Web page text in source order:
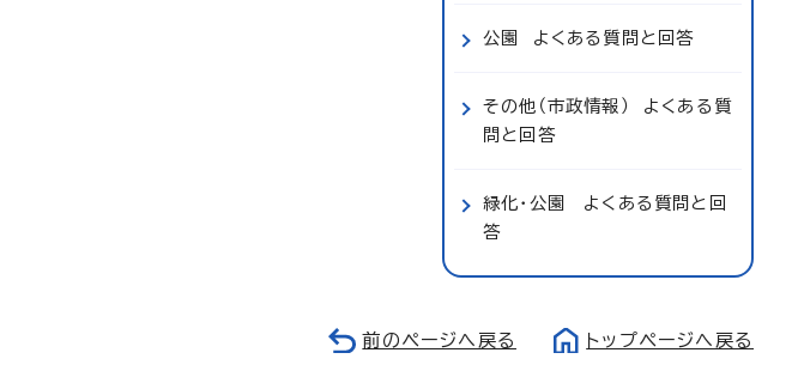
公園 よくある質問と回答
その他（市政情報） よくある質
問と回答
緑化・公園 よくある質問と回
答
前のページへ戻る トップページへ戻る